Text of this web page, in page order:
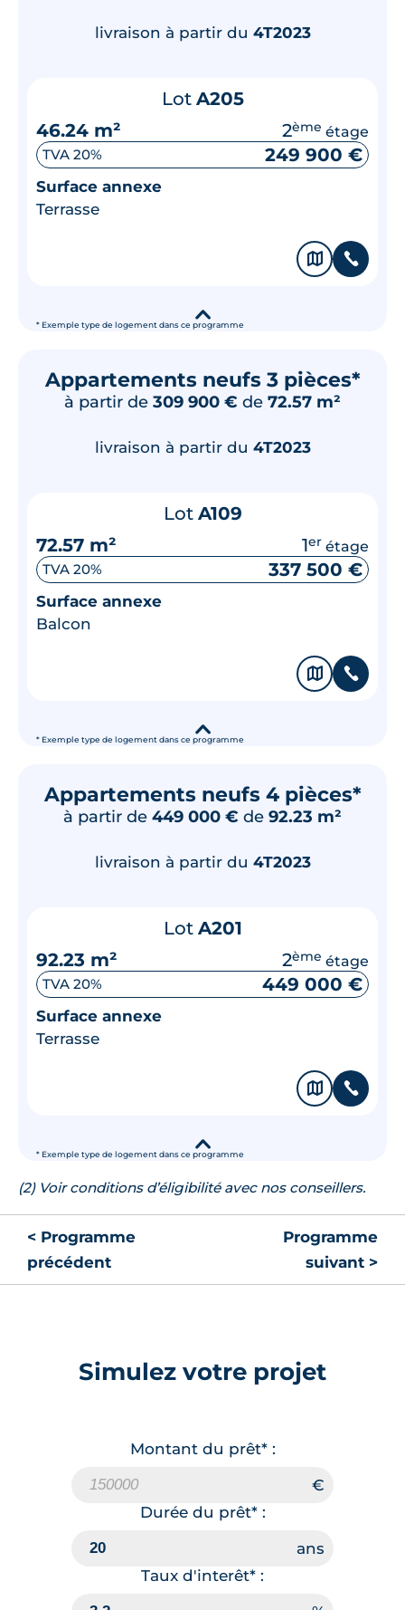
* Exemple type de logement dans ce programme
livraison à partir du 4T2023
Lot A205
46.24 m²
2ème étage
TVA 20% 249 900 €
Surface annexe
Terrasse
🗞 📞
▾
Appartements neufs 3 pièces*
à partir de 309 900 € de 72.57 m²
* Exemple type de logement dans ce programme
livraison à partir du 4T2023
Lot A109
72.57 m²
1er étage
TVA 20% 337 500 €
Surface annexe
Balcon
🗞 📞
▾
Appartements neufs 4 pièces*
à partir de 449 000 € de 92.23 m²
* Exemple type de logement dans ce programme
livraison à partir du 4T2023
Lot A201
92.23 m²
2ème étage
TVA 20% 449 000 €
Surface annexe
Terrasse
🗞 📞
▾
(2) Voir conditions d’éligibilité avec nos conseillers.
< Programme
précédent
Programme
suivant >
Simulez votre projet
Montant du prêt* :
Durée du prêt* :
Taux d'interêt* :